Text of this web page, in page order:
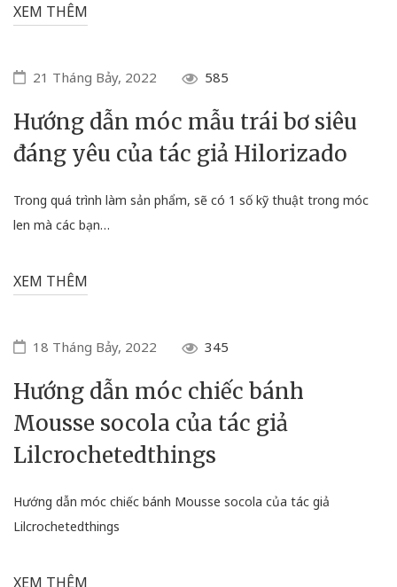
XEM THÊM
21 Tháng Bảy, 2022 585
Hướng dẫn móc mẫu trái bơ siêu
đáng yêu của tác giả Hilorizado
Trong quá trình làm sản phẩm, sẽ có 1 số kỹ thuật trong móc
len mà các bạn…
XEM THÊM
18 Tháng Bảy, 2022 345
Hướng dẫn móc chiếc bánh
Mousse socola của tác giả
Lilcrochetedthings
Hướng dẫn móc chiếc bánh Mousse socola của tác giả
Lilcrochetedthings
XEM THÊM